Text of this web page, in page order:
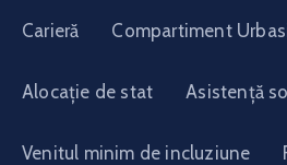
Carieră Compartiment
Alocație de stat Asistență
Venitul minim de incluziune